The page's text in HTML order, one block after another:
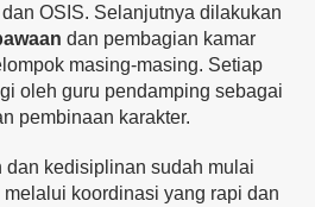
dan OSIS. Selanjutnya dilakukan
dan pembagian kamar
masing-masing. Setiap
oleh guru pendamping sebagai
pembinaan karakter.
dan kedisiplinan sudah mulai
melalui koordinasi yang rapi dan